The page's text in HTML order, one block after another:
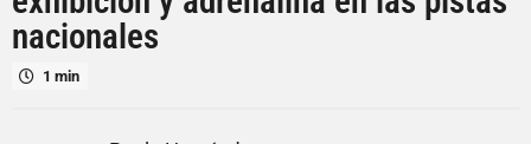
a
g
o
nacionales
1 min